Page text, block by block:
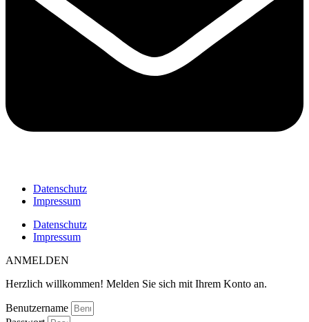
Datenschutz
Impressum
Datenschutz
Impressum
ANMELDEN
Herzlich willkommen! Melden Sie sich mit Ihrem Konto an.
Benutzername